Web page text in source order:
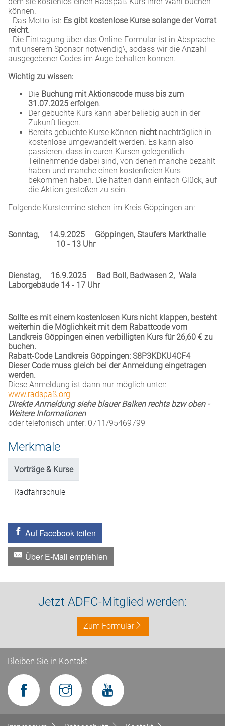
können.
- Das Motto ist: Es gibt kostenlose Kurse solange der Vorrat
reicht.
- Die Eintragung über das Online-Formular ist in Absprache
mit unserem Sponsor notwendig\, sodass wir die Anzahl
ausgegebener Codes im Auge behalten können.
Wichtig zu wissen:
Die Buchung mit Aktionscode muss bis zum
31.07.2025 erfolgen.
Der gebuchte Kurs kann aber beliebig auch in der
Zukunft liegen.
Bereits gebuchte Kurse können nichtnachträglich in
kostenlose umgewandelt werden. Es kann also
passieren, dass in euren Kursen gelegentlich
Teilnehmende dabei sind, von denen manche bezahlt
haben und manche einen kostenfreien Kurs
bekommen haben. Die hatten dann einfach Glück, auf
die Aktion gestoßen zu sein.
Folgende Kurstermine stehen im Kreis Göppingen an:
Sonntag, 14.9.2025
Göppingen, Staufers Markthalle
10 - 13 Uhr
Dienstag, 16.9.2025
Bad Boll, Badwasen 2, Wala
Laborgebäude 14 - 17 Uhr
Sollte es mit einem kostenlosen Kurs nicht klappen, besteht
weiterhin die Möglichkeit mit dem Rabattcode vom
Landkreis Göppingen einen verbilligten Kurs für 26,60 € zu
buchen.
Rabatt-Code Landkreis Göppingen: S8P3KDKU4CF4
Dieser Code muss gleich bei der Anmeldung eingetragen
werden.
Diese Anmeldung ist dann nur möglich unter:
www.radspaß.org
Direkte Anmeldung siehe blauer Balken rechts bzw oben -
Weitere Informationen
oder telefonisch unter: 0711/95469799
Merkmale
Vorträge & Kurse
Radfahrschule
Auf Facebook teilen
Über E-Mail empfehlen
Jetzt ADFC-Mitglied werden:
Zum Formular
Bleiben Sie in Kontakt